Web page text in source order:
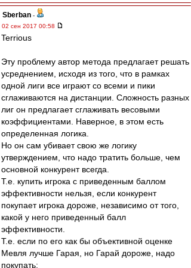
Sberban -
02 сен 2017 00:58
Terrious
Эту проблему автор метода предлагает решать
усреднением, исходя из того, что в рамках
одной лиги все играют со всеми и пики
сглаживаются на дистанции. Сложность разных
лиг он предлагает сглаживать весовыми
коэффициентами. Наверное, в этом есть
определенная логика.
Но он сам убивает свою же логику
утверждением, что надо тратить больше, чем
основной конкурент всегда.
Т.е. купить игрока с приведенным баллом
эффективности нельзя, если конкурент
покупает игрока дороже, независимо от того,
какой у него приведенный балл
эффективности.
Т.е. если по его как бы объективной оценке
Мевля лучше Гарая, но Гарай дороже, надо
покупать: